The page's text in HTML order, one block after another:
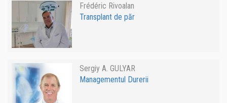
Frédéric Rivoalan
Transplant de păr
Sergiy A. GULYAR
Managementul Durerii